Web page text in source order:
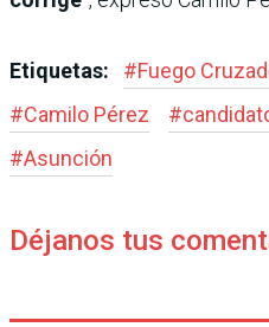
Etiquetas: #Fuego
#Camilo Pérez #
#Asunción
Déjanos tus